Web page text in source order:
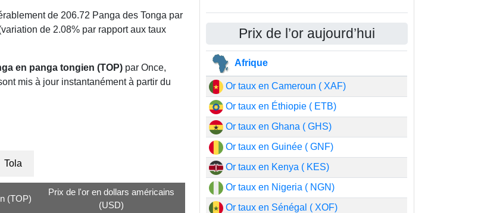
de 206.72 Panga des Tonga par
de 2.08% par rapport aux taux
en panga tongien (TOP) par Once,
mis à jour instantanément à partir du
Tola
(TOP)
Prix de l'or en dollars américains
(USD)
Prix de l’or aujourd’hui
Afrique
Or taux en Cameroun ( XAF)
Or taux en Éthiopie ( ETB)
Or taux en Ghana ( GHS)
Or taux en Guinée ( GNF)
Or taux en Kenya ( KES)
Or taux en Nigeria ( NGN)
Or taux en Sénégal ( XOF)